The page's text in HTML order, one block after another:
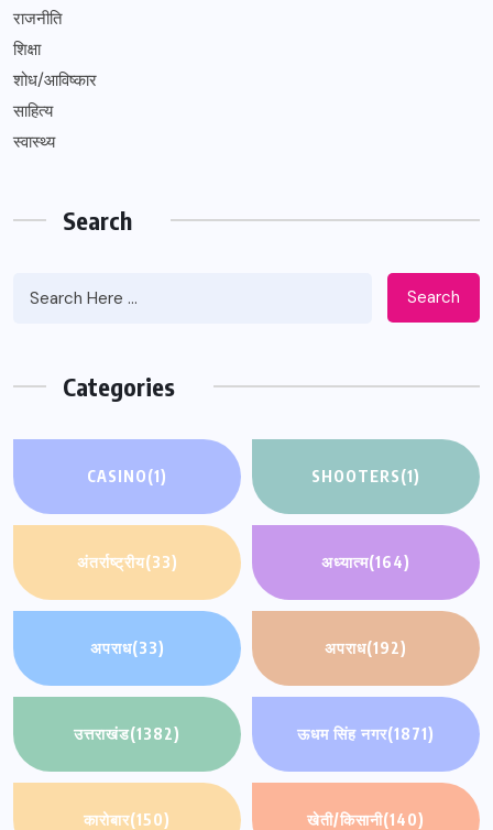
राजनीति
शिक्षा
शोध/आविष्कार
साहित्य
स्वास्थ्य
Search
Search
Categories
CASINO(1) SHOOTERS(1)
अंतर्राष्ट्रीय(33) अध्यात्म(164)
अपराध(33) अपराध(192)
उत्तराखंड(1382) ऊधम सिंह नगर(1871)
कारोबार(150) खेती/किसानी(140)